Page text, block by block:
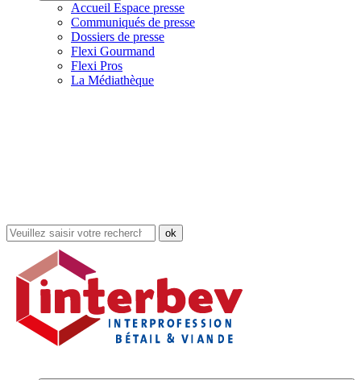
Accueil Espace presse
Communiqués de presse
Dossiers de presse
Flexi Gourmand
Flexi Pros
La Médiathèque
Rechercher
dans
site